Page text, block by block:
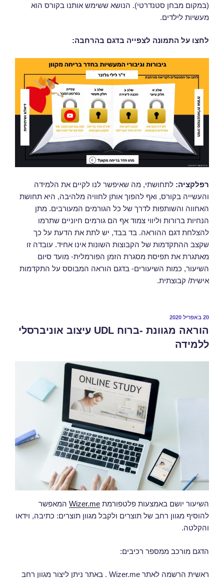
(במקום מבחן סטנדרטי). הנושא ששימש אותנו בקורס הוא
מעשיות לילדים.
לחצו על התמונה לצפייה בדגם בהרחבה:
רפלקציה: לתחושתי, מה שאיפשר לנו לקיים את הלמידה
והעשייה בקורס, ואף להפוך אותן לחוויה מלהיבה, היא תחושת
האחווה והשותפות לדרך של כל הגורמים המעורבים. מתן
הנחיות ברורות וליווי צמוד אף הם גורמים חיוניים שתרמו
להצלחת דגם ההוראה. בד בבד, יש לתת את הדעת על כך
שקצב ההתקדמות של הקבוצות השונות אינו אחיד. עובדה זו
מאתגרת את תפיסת מסגרת הזמן הפורמלית- מועד סיום
השיעור, כמות השיעורים- בדגם הוראה המבוסס על התקדמות
אישית/ קבוצתית.
20 באפריל 2020
הוראה מגוונת -ברוח UDL עיצוב אוניברסלי
ללמידה
השיעור יושם באמצעות פלטפורמת Wizer.me המאפשר
להוסיף מגוון רחב של תוצרים ולקבל מגוון תוצרים: כתיבה, וידאו
והקלטה.
הדגם מורכב ממספר רכיבים:
ראשית הרשמה לאתר Wizer.me . באתר ניתן ליצור מגוון רחב